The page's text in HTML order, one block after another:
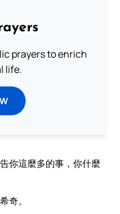
prayers to enrich
life.
你這麼多的事，你什麼
奇。